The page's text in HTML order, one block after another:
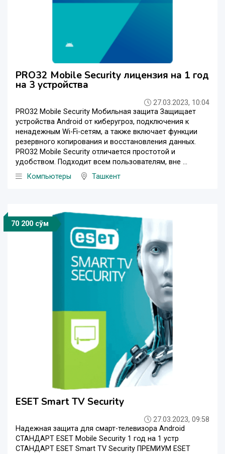
PRO32 Mobile Security лицензия на 1 год
на 3 устройства
27.03.2023, 10:04
PRO32 Mobile Security Мобильная защита Защищает
устройства Android от киберугроз, подключения к
ненадежным Wi-Fi-сетям, а также включает функции
резервного копирования и восстановления данных.
PRO32 Mobile Security отличается простотой и
удобством. Подходит всем пользователям, вне ...
Компьютеры
Ташкент
70 200 сўм
ESET Smart TV Security
27.03.2023, 09:58
Надежная защита для смарт-телевизора Android
СТАНДАРТ ESET Mobile Security 1 год на 1 устр
СТАНДАРТ ESET Smart TV Security ПРЕМИУМ ESET